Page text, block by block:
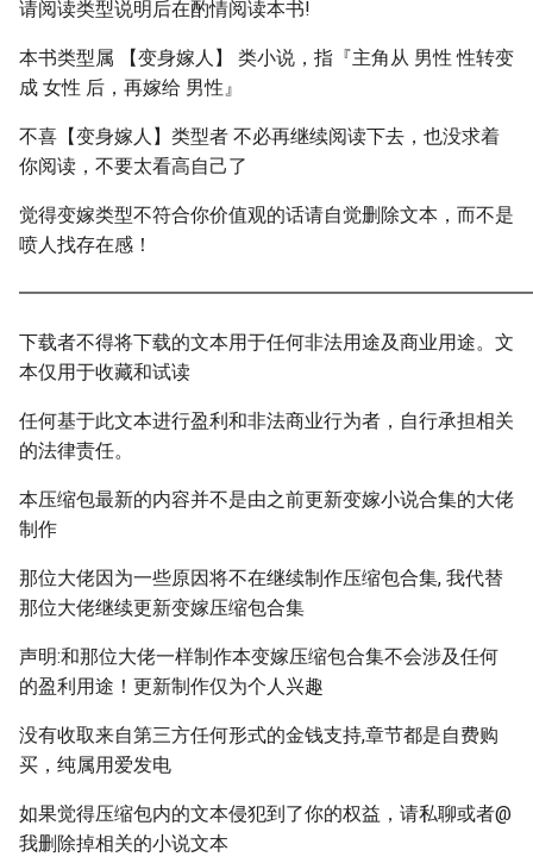
请阅读类型说明后在酌情阅读本书!
本书类型属 【变身嫁人】 类小说，指『主角从 男性 性转变
成 女性 后，再嫁给 男性』
不喜【变身嫁人】类型者 不必再继续阅读下去，也没求着
你阅读，不要太看高自己了
觉得变嫁类型不符合你价值观的话请自觉删除文本，而不是
喷人找存在感！
下载者不得将下载的文本用于任何非法用途及商业用途。文
本仅用于收藏和试读
任何基于此文本进行盈利和非法商业行为者，自行承担相关
的法律责任。
本压缩包最新的内容并不是由之前更新变嫁小说合集的大佬
制作
那位大佬因为一些原因将不在继续制作压缩包合集, 我代替
那位大佬继续更新变嫁压缩包合集
声明:和那位大佬一样制作本变嫁压缩包合集不会涉及任何
的盈利用途！更新制作仅为个人兴趣
没有收取来自第三方任何形式的金钱支持,章节都是自费购
买，纯属用爱发电
如果觉得压缩包内的文本侵犯到了你的权益，请私聊或者@
我删除掉相关的小说文本